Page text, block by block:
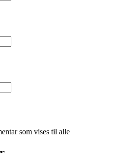
som vises til alle